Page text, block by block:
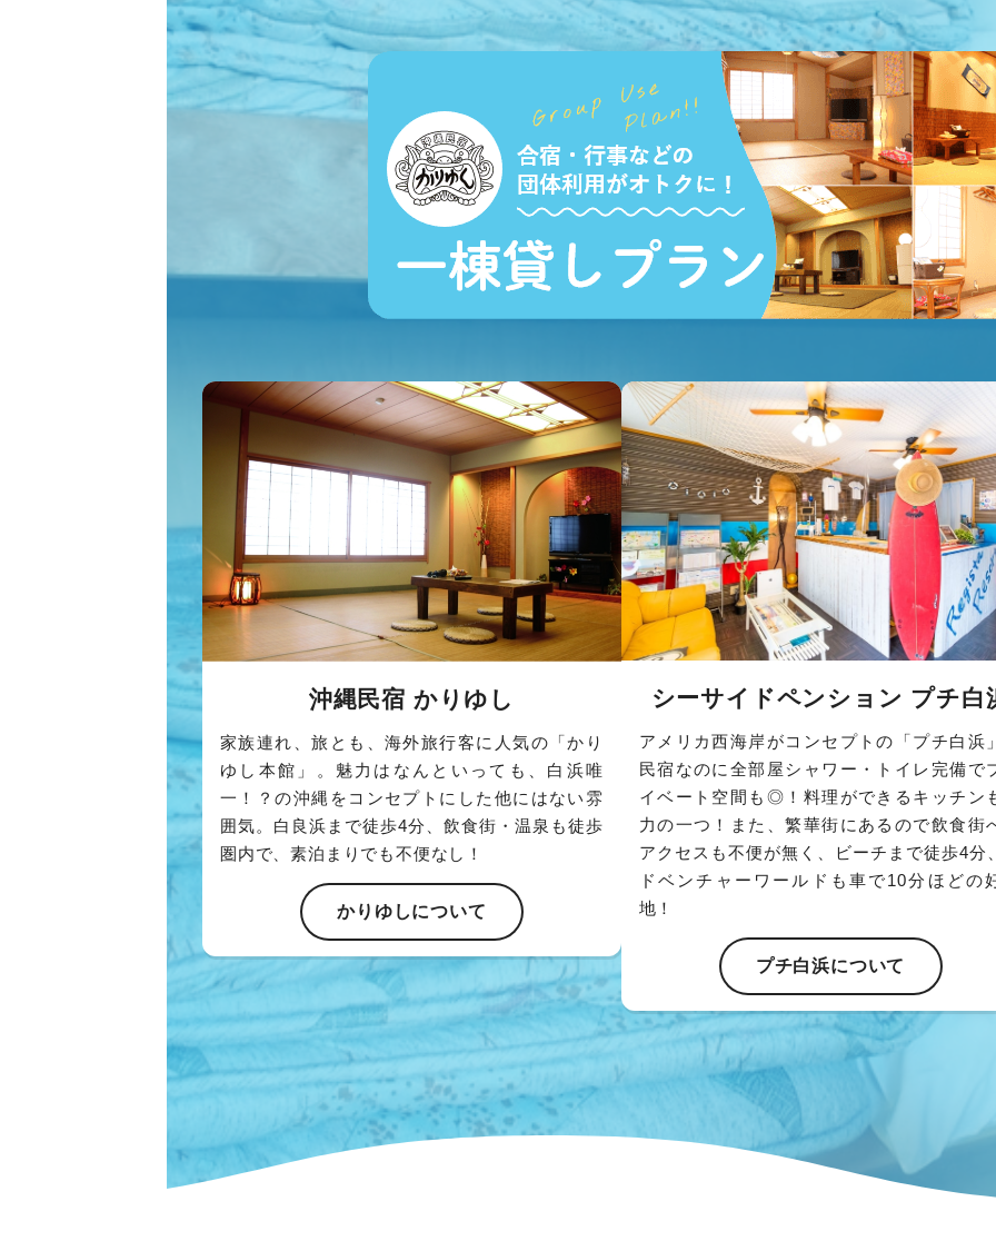
沖縄民宿 かりゆし
家族連れ、旅とも、海外旅行客に人気の「かり
ゆし本館」。魅力はなんといっても、白浜唯
一！？の沖縄をコンセプトにした他にはない雰
囲気。白良浜まで徒歩4分、飲食街・温泉も徒歩
圏内で、素泊まりでも不便なし！
かりゆしについて
シーサイドペンション プチ白
アメリカ西海岸がコンセプトの「プチ白浜
民宿なのに全部屋シャワー・トイレ完備で
イベート空間も◎！料理ができるキッチン
力の一つ！また、繁華街にあるので飲食街
アクセスも不便が無く、ビーチまで徒歩4分
ドベンチャーワールドも車で10分ほどの
地！
プチ白浜について